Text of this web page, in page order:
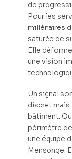
de
Pour les
millénaires
saturée de
Elle
une vision
Un signal
discret mais
bâtiment.
périmètre
une équipe
Mensonge.